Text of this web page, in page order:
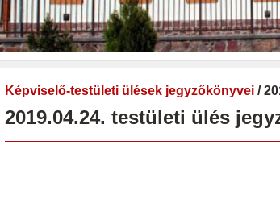
Képviselő-testületi ülések jegyzőkönyvei /
2019.04.24. testületi ülés